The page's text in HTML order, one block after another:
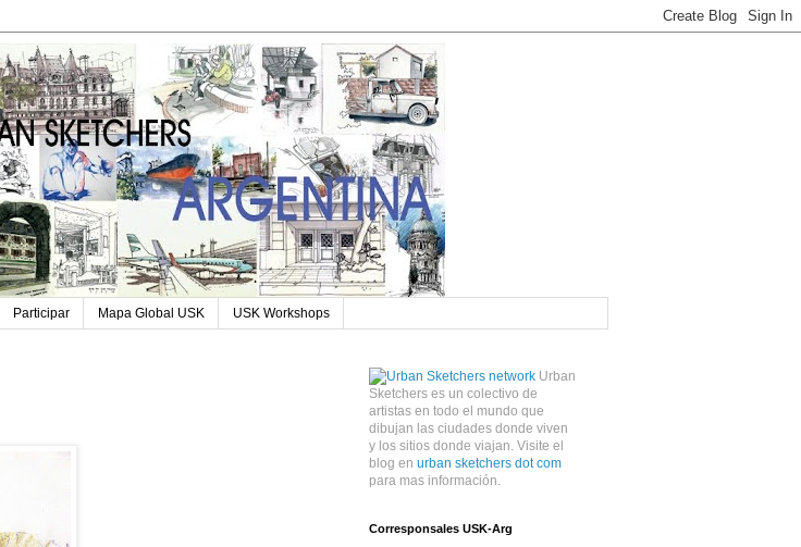
Participar Mapa Global USK USK Workshops
Urban
Sketchers es un colectivo de
artistas en todo el mundo que
dibujan las ciudades donde viven
y los sitios donde viajan. Visite el
blog en urban sketchers dot com
para mas información.
Corresponsales USK-Arg